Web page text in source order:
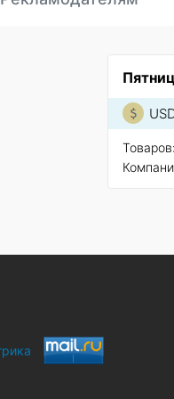
Товаров: